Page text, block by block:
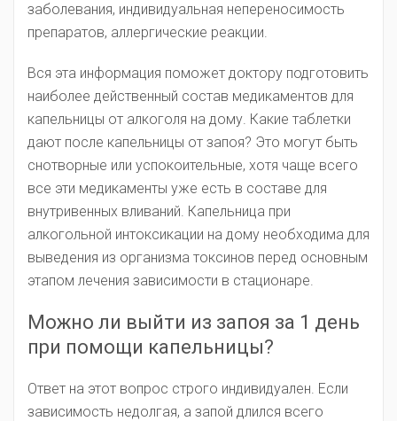
заболевания, индивидуальная непереносимость
препаратов, аллергические реакции.
Вся эта информация поможет доктору подготовить
наиболее действенный состав медикаментов для
капельницы от алкоголя на дому. Какие таблетки
дают после капельницы от запоя? Это могут быть
снотворные или успокоительные, хотя чаще всего
все эти медикаменты уже есть в составе для
внутривенных вливаний. Капельница при
алкогольной интоксикации на дому необходима для
выведения из организма токсинов перед основным
этапом лечения зависимости в стационаре.
Можно ли выйти из запоя за 1 день
при помощи капельницы?
Ответ на этот вопрос строго индивидуален. Если
зависимость недолгая, а запой длился всего